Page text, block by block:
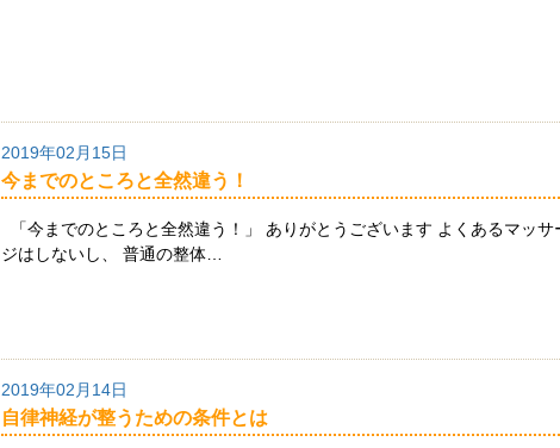
2019年02月15日
今までのところと全然違う！
「今までのところと全然違う！」 ありがとうございます よくあるマッサ
ジはしないし、 普通の整体…
2019年02月14日
自律神経が整うための条件とは